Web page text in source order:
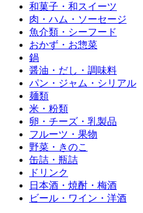
和菓子・和スイーツ
肉・ハム・ソーセージ
魚介類・シーフード
おかず・お惣菜
鍋
醤油・だし・調味料
パン・ジャム・シリアル
麺類
米・粉類
卵・チーズ・乳製品
フルーツ・果物
野菜・きのこ
缶詰・瓶詰
ドリンク
日本酒・焼酎・梅酒
ビール・ワイン・洋酒